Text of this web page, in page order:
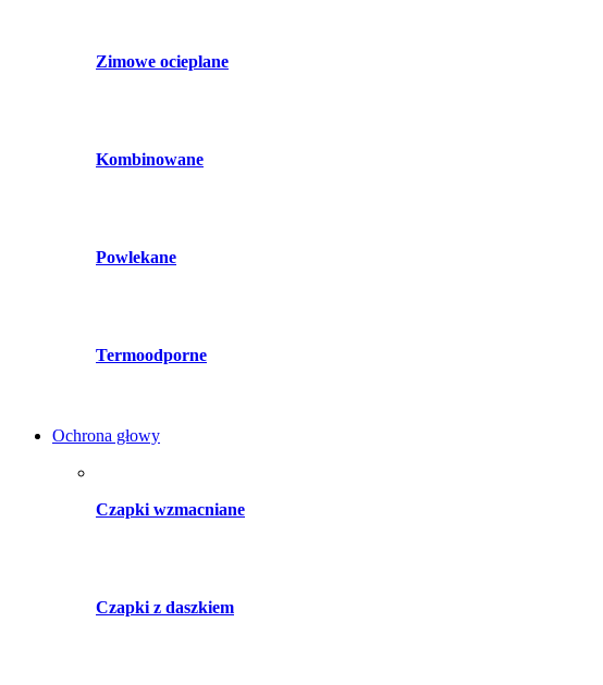
Zimowe ocieplane
Kombinowane
Powlekane
Termoodporne
Ochrona głowy
Czapki wzmacniane
Czapki z daszkiem